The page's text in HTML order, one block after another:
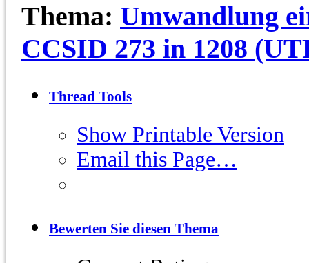
Thema: Umwandlung
CCSID 273 in 1208
Thread Tools
Show Printable Version
Email this Page…
Bewerten Sie diesen Thema